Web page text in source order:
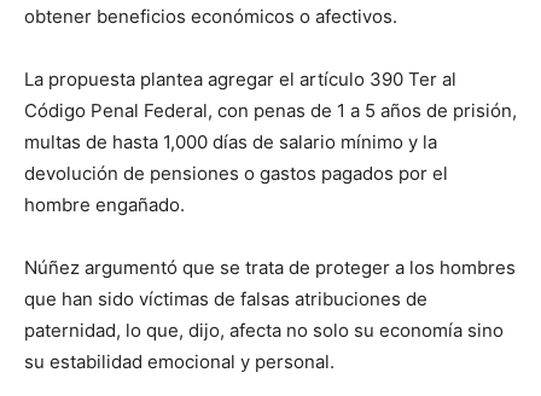
obtener beneficios económicos o afectivos.
La propuesta plantea agregar el artículo 390 Ter al
Código Penal Federal, con penas de 1 a 5 años de prisión,
multas de hasta 1,000 días de salario mínimo y la
devolución de pensiones o gastos pagados por el
hombre engañado.
Núñez argumentó que se trata de proteger a los hombres
que han sido víctimas de falsas atribuciones de
paternidad, lo que, dijo, afecta no solo su economía sino
su estabilidad emocional y personal.